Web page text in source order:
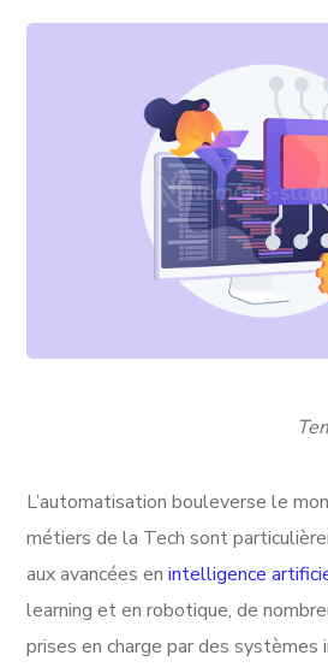
L’automatisation bouleverse le
métiers de la Tech sont
aux avancées enintelligence
learning et en robotique, de
prises en charge par des systèmes